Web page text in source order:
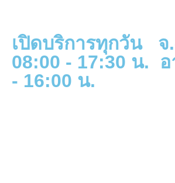
เปิดบริการทุกวัน จ
08:00 - 17:30 น. อ
- 16:00 น.